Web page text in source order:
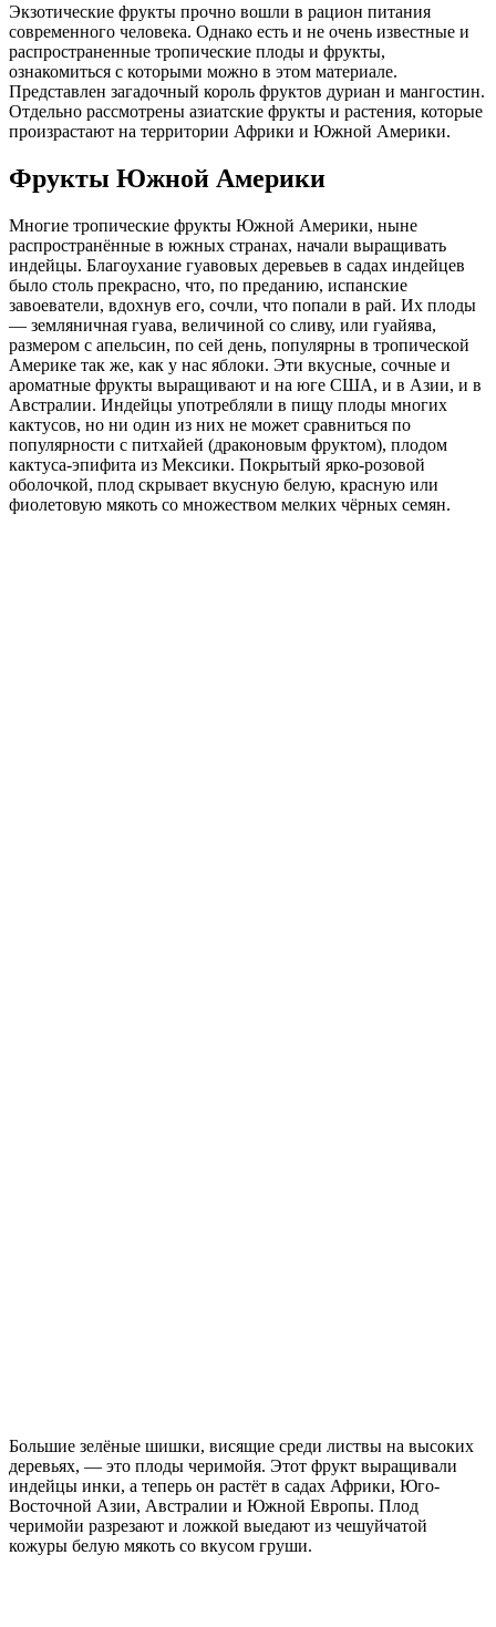
Экзотические фрукты прочно вошли в рацион питания
современного человека. Однако есть и не очень известные и
распространенные тропические плоды и фрукты,
ознакомиться с которыми можно в этом материале.
Представлен загадочный король фруктов дуриан и мангостин.
Отдельно рассмотрены азиатские фрукты и растения, которые
произрастают на территории Африки и Южной Америки.
Фрукты Южной Америки
Многие тропические фрукты Южной Америки, ныне
распространённые в южных странах, начали выращивать
индейцы. Благоухание гуавовых деревьев в садах индейцев
было столь прекрасно, что, по преданию, испанские
завоеватели, вдохнув его, сочли, что попали в рай. Их плоды
— земляничная гуава, величиной со сливу, или гуайява,
размером с апельсин, по сей день, популярны в тропической
Америке так же, как у нас яблоки. Эти вкусные, сочные и
ароматные фрукты выращивают и на юге США, и в Азии, и в
Австралии. Индейцы употребляли в пищу плоды многих
кактусов, но ни один из них не может сравниться по
популярности с питхайей (драконовым фруктом), плодом
кактуса-эпифита из Мексики. Покрытый ярко-розовой
оболочкой, плод скрывает вкусную белую, красную или
фиолетовую мякоть со множеством мелких чёрных семян.
Большие зелёные шишки, висящие среди листвы на высоких
деревьях, — это плоды черимойя. Этот фрукт выращивали
индейцы инки, а теперь он растёт в садах Африки, Юго-
Восточной Азии, Австралии и Южной Европы. Плод
черимойи разрезают и ложкой выедают из чешуйчатой
кожуры белую мякоть со вкусом груши.